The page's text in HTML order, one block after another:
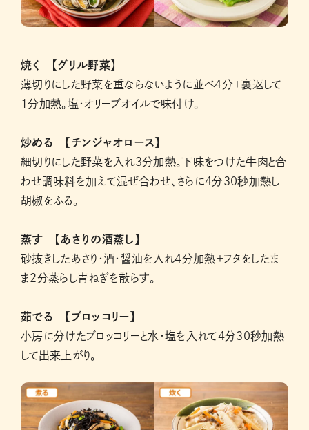
焼く 【グリル野菜】
薄切りにした野菜を重ならないように並べ4分＋裏返して
1分加熱。塩・オリーブオイルで味付け。
炒める 【チンジャオロース】
細切りにした野菜を入れ3分加熱。下味をつけた牛肉と合
わせ調味料を加えて混ぜ合わせ、さらに4分30秒加熱し
胡椒をふる。
蒸す 【あさりの酒蒸し】
砂抜きしたあさり・酒・醤油を入れ4分加熱＋フタをしたま
ま2分蒸らし青ねぎを散らす。
茹でる 【ブロッコリー】
小房に分けたブロッコリーと水・塩を入れて4分30秒加熱
して出来上がり。